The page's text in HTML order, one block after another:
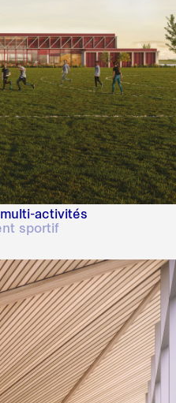
activités
sportif